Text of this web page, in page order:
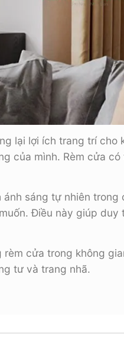
lại lợi ích trang trí
của mình. Rèm cửa
sáng tự nhiên
Điều này giúp
cửa trong không
tư và trang nhã.